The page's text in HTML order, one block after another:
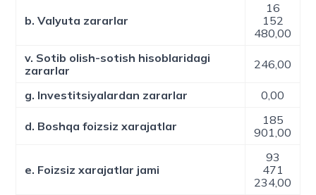
b. Valyuta zararlar
16
152
480,00
v. Sotib olish-sotish hisoblaridagi
zararlar
246,00
g. Investitsiyalardan zararlar 0,00
d. Boshqa foizsiz xarajatlar
185
901,00
e. Foizsiz xarajatlar jami
93
471
234,00